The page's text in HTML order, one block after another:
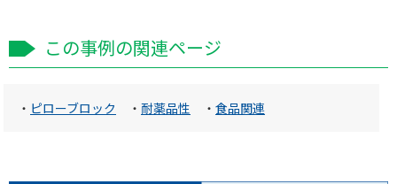
この事例の関連ページ
・ ピローブロック ・ 耐薬品性 ・ 食品関連